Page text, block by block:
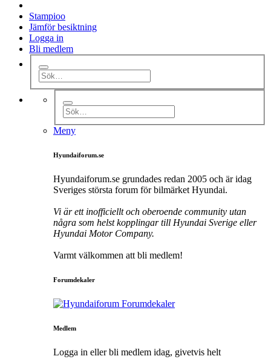
Stampioo
Jämför besiktning
Logga in
Bli medlem
Meny
Hyundaiforum.se
Hyundaiforum.se grundades redan 2005 och är idag
Sveriges största forum för bilmärket Hyundai.
Vi är ett inofficiellt och oberoende community utan
några som helst kopplingar till Hyundai Sverige eller
Hyundai Motor Company.
Varmt välkommen att bli medlem!
Forumdekaler
Medlem
Logga in eller bli medlem idag, givetvis helt